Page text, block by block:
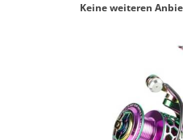
Keine weiteren